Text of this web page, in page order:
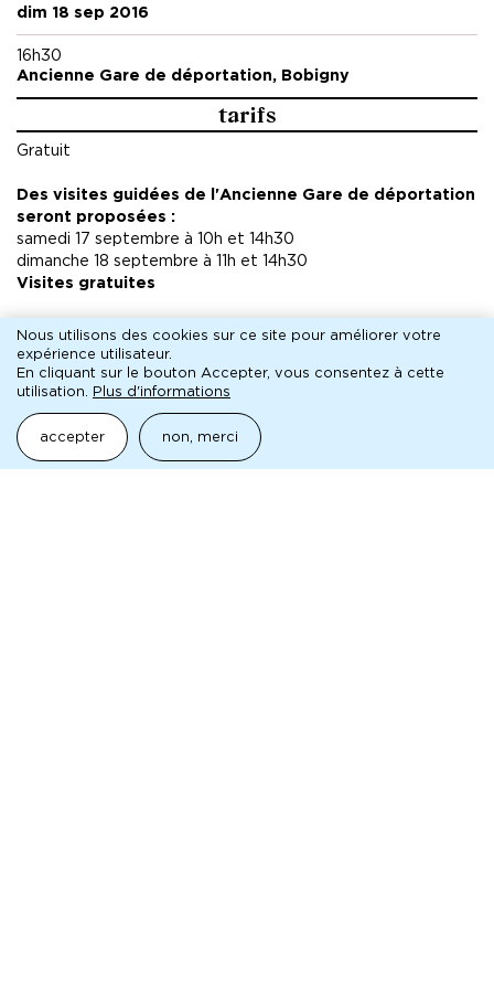
en France et à l’étranger (Allemagne,
République Tchèque, Pologne, Slovaquie,
Ukraine…).
Éric Cénat est également titulaire d’une
maîtrise d’histoire contemporaine « Le
dim 18 sep 2016
16h30
Ancienne Gare de déportation, Bobigny
tarifs
Gratuit
Des visites guidées de l'Ancienne Gare de déportation
seront proposées :
samedi 17 septembre à 10h et 14h30
dimanche 18 septembre à 11h et 14h30
Visites gratuites
Inscriptions auprès de la MC93 :
par mailreservation@mc93.com
ou par téléphone 01 41 60 72 72
pédagogique
Nous utilisons des cookies sur ce site pour améliorer votre
expérience utilisateur.
En cliquant sur le bouton Accepter, vous consentez à cette
utilisation.
Plus d'informations
accepter non, merci